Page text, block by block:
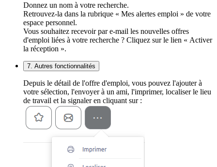
Donnez un nom à votre recherche.
Retrouvez-la dans la rubrique « Mes alertes emploi » de votre
espace personnel.
Vous souhaitez recevoir par e-mail les nouvelles offres
d'emploi liées à votre recherche ? Cliquez sur le lien « Activer
la réception ».
7. Autres fonctionnalités
Depuis le détail de l'offre d'emploi, vous pouvez l'ajouter à
votre sélection, l'envoyer à un ami, l'imprimer, localiser le lieu
de travail et la signaler en cliquant sur :